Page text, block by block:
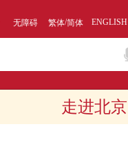
无障碍 繁体/简体 ENGLISH
走进北京